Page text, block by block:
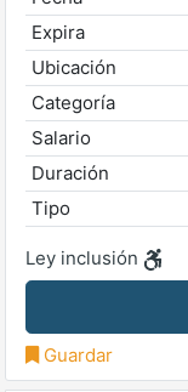
Expira
Ubicación
Categoría
Salario
Duración
Tipo
Ley inclusión
Guardar